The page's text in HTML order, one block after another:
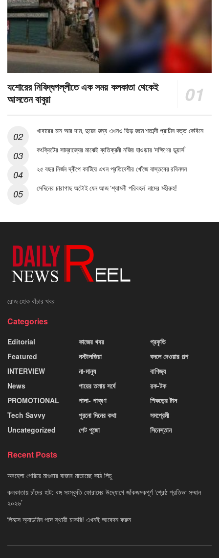
যশোরের নিষিদ্ধপল্লীতে এক সময় কলকাতা থেকেই
আসতেন বাবুরা
খাবারের মান আর দাম, দুয়ের জন্য এখনও ভিড় জমে শতাব্দী প্রাচীন দত্ত কেবিনে
কংক্রিটের সাম্রাজ্যের মাঝেই ব্যতিক্রমী নজির হাওড়ার ‘দক্ষিণের ডুয়ার্স’
২৫ বছর নির্জন দ্বীপে কাটিয়ে এখন প্রতিবেশীর খোঁজে বাস্তবের রবিনসন
সেদিনের চারাগাছ অটোই যেন আজ ‘শ্যামলী পরিবহন’ নামের মহীরুহ!
রোজ হোক বাঁচার খবর
Categories
Editorial
Featured
INTERVIEW
News
PROMOTIONAL
Tech Savvy
Uncategorized
কাজের খবর
নস্টালজিয়া
না-মানুষ
পায়ের তলায় সর্ষে
পালা- পাব্বণ
পুরনো দিনের কথা
পেট পুজো
প্রকৃতি
বদলে দেওয়ার গল্প
বাণিজ্য
রক-টক
শিকড়ের টান
সমপ্রেমী
সিনেস্তান
Recent Posts
অবহেলা পেরিয়ে মাগুরার বাজার মাতাচ্ছে কাঠ লিচু
কলকাতায় চাঁদের হাট: বঙ্গ সংস্কৃতি ফোরামের উদ্যোগে জাঁকজমকপূর্ণ ‘শ্রেষ্ঠ প্রতিভা সম্মান
২০২৬’
লিনাক্স অ্যাডমিন পদে স্থায়ী চাকরি! এখনই আবেদন করুন